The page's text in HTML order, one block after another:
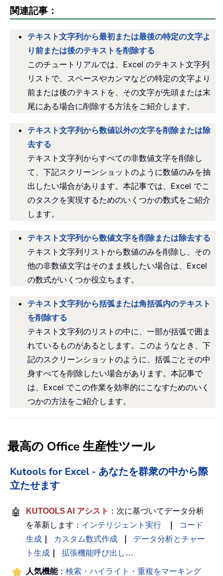
関連記事：
テキスト文字列から最初または最後の特定の文字よ
り前または後のテキストを削除する
このチュートリアルでは、Excel のテキスト文字列
リストで、スペースやカンマなどの特定の文字より
前または後のテキストを、その文字が先頭または末
尾にある場合に削除する方法をご紹介します。
テキスト文字列から数値以外の文字を削除または除
去する
テキスト文字列からすべての非数値文字を削除し
て、下記スクリーンショットのように数値のみを抽
出したい場合があります。本記事では、Excel でこ
のタスクを実現するためのいくつかの数式をご紹介
します。
テキスト文字列から数値文字を削除または除去する
テキスト文字列リストから数値のみを削除し、その
他の非数値文字はそのまま残したい場合は、Excel
の数式がいくつか役立ちます。
テキスト文字列から括弧または角括弧内のテキスト
を削除する
テキスト文字列のリストの中に、一部が括弧で囲ま
れているものがあるとします。このようなとき、下
記のスクリーンショットのように、括弧ごとその中
身すべてを削除したい場合があります。本記事で
は、Excel でこの作業を効率的にこなすためのいく
つかの方法をご紹介します。
最高の Office 生産性ツール
Kutools for Excel - あなたを群衆の中から際
立たせます
🤖 KUTOOLS AI アシスト ：次に基づいてデータ分析
を革新します： インテリジェント実行
コード
生成
カスタム数式作成
データ分析とチャー
ト生成
拡張機能呼び出し …
人気機能： 検索・ハイライト・重複をマーキング